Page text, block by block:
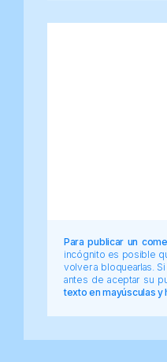
Para publicar un
incógnito es posible
volver a bloquearlas.
antes de aceptar su
texto en mayúsculas y